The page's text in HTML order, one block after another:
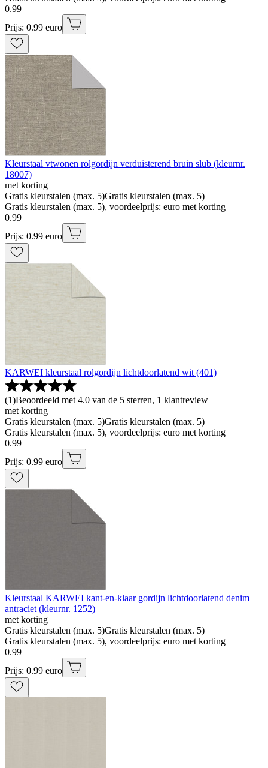
0.99
Prijs: 0.99 euro
Kleurstaal vtwonen rolgordijn verduisterend bruin slub (kleurnr.
18007)
met korting
Gratis kleurstalen (max. 5)Gratis kleurstalen (max. 5)
Gratis kleurstalen (max. 5), voordeelprijs: euro met korting
0.99
Prijs: 0.99 euro
KARWEI kleurstaal rolgordijn lichtdoorlatend wit (401)
(1)Beoordeeld met 4.0 van de 5 sterren, 1 klantreview
met korting
Gratis kleurstalen (max. 5)Gratis kleurstalen (max. 5)
Gratis kleurstalen (max. 5), voordeelprijs: euro met korting
0.99
Prijs: 0.99 euro
Kleurstaal KARWEI kant-en-klaar gordijn lichtdoorlatend denim
antraciet (kleurnr. 1252)
met korting
Gratis kleurstalen (max. 5)Gratis kleurstalen (max. 5)
Gratis kleurstalen (max. 5), voordeelprijs: euro met korting
0.99
Prijs: 0.99 euro